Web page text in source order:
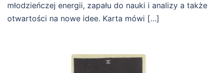
młodzieńczej energii, zapału do nauki i analizy a także
otwartości na nowe idee. Karta mówi […]